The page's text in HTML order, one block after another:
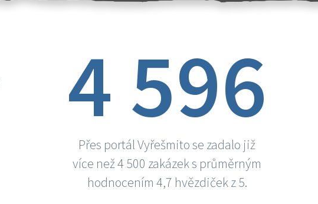
4 596
Přes portál Vyřešmito se zadalo již
více než 4 500 zakázek s průměrným
hodnocením 4,7 hvězdiček z 5.